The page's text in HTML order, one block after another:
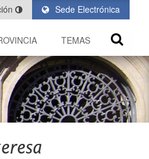
Sede Electrónica
TEMAS